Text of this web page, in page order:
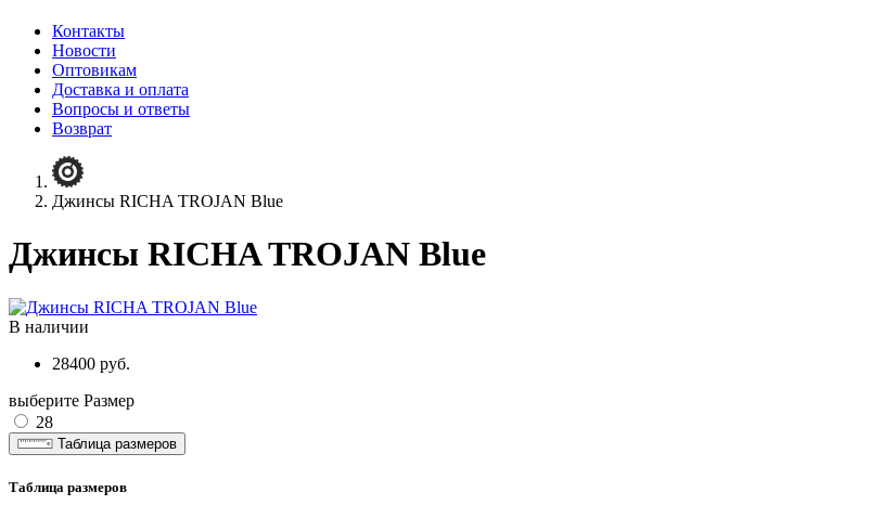
Контакты
Новости
Оптовикам
Доставка и оплата
Вопросы и ответы
Возврат
Джинсы RICHA TROJAN Blue
Джинсы RICHA TROJAN Blue
В наличии
28400 руб.
выберите Размер
28
Таблица размеров
Таблица размеров